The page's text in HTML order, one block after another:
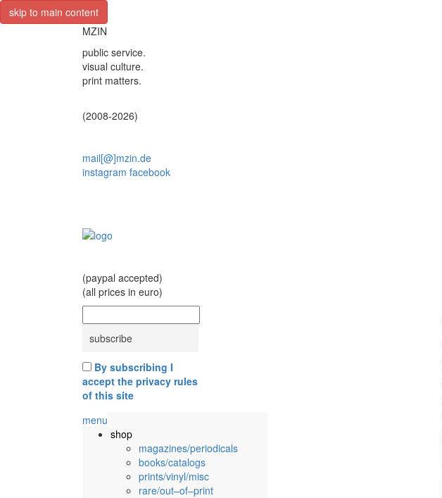
skip to main content
MZIN
public service.
visual culture.
print matters.
(2008-2026)
mail[@]mzin.de
instagram facebook
(paypal accepted)
(all prices in euro)
By subscribing I
accept the privacy rules
of this site
menu
shop
magazines/periodicals
books/catalogs
prints/vinyl/misc
rare/out–of–print